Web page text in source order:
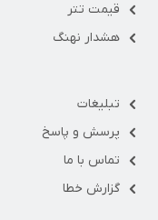
قیمت تتر
هشدار نهنگ
تبلیغات
پرسش و پاسخ
تماس با ما
گزارش خطا